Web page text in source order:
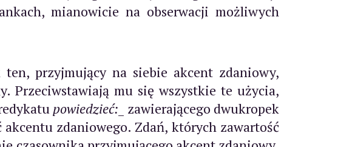
mianowicie na obserwacji możliwych
przyjmujący na siebie akcent zdaniowy,
Przeciwstawiają mu się wszystkie te użycia,
powiedzieć: _ zawierającego dwukropek
zdaniowego. Zdań, których zawartość